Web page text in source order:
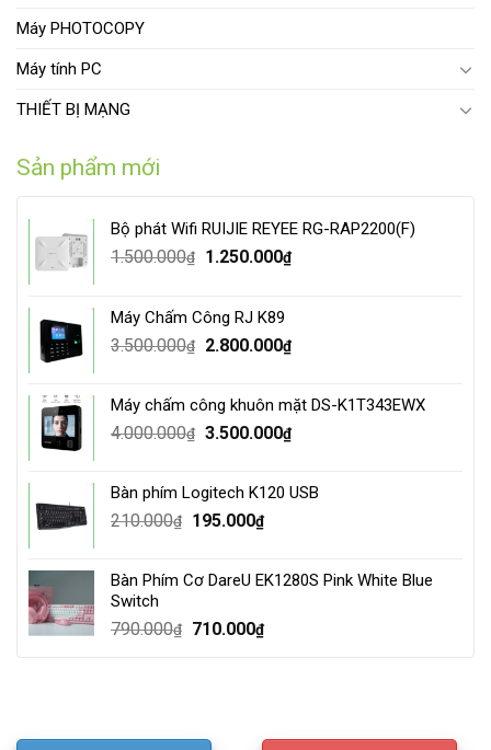
Máy PHOTOCOPY
Máy tính PC
THIẾT BỊ MẠNG
Sản phẩm mới
Bộ phát Wifi RUIJIE REYEE RG-RAP2200(F)
1.500.000₫
Original
1.500.000₫.
1.250.000₫Current
Máy Chấm Công RJ K89
3.500.000₫
Original
3.500.000₫.
2.800.000₫Current
2.800.000₫.
Máy chấm công khuôn mặt DS-K1T343EWX
4.000.000₫ Original
4.000.000₫.
3.500.000₫Current
3.500.000₫.
Bàn phím Logitech K120 USB
210.000₫
Original
210.000₫.
195.000₫Current
195.000₫.
Bàn Phím Cơ DareU EK1280S Pink White Blue
Switch
790.000₫
Original
710.000₫Current